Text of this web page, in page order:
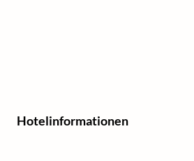
Hotelinformationen